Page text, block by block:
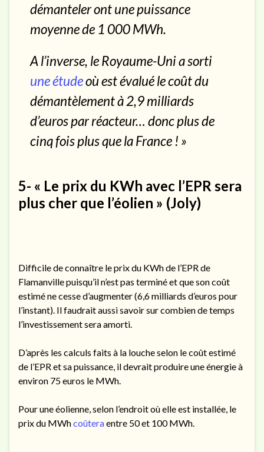
démanteler ont une puissance
moyenne de 1 000 MWh.
A l’inverse, le Royaume-Uni a sorti
une étudeoù est évalué le coût du
démantèlement à 2,9 milliards
d’euros par réacteur… donc plus de
cinq fois plus que la France ! »
5- « Le prix du KWh avec l’EPR sera
plus cher que l’éolien » (Joly)
Difficile de connaître le prix du KWh de l’EPR de
Flamanville puisqu’il n’est pas terminé et que son coût
estimé ne cesse d’augmenter (6,6 milliards d’euros pour
l’instant). Il faudrait aussi savoir sur combien de temps
l’investissement sera amorti.
D’après les calculs faits à la louche selon le coût estimé
de l’EPR et sa puissance, il devrait produire une énergie à
environ 75 euros le MWh.
Pour une éolienne, selon l’endroit où elle est installée, le
prix du MWhcoûteraentre 50 et 100 MWh.